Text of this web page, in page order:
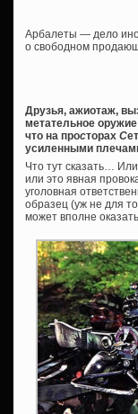
Арбалеты — дело
о свободном
Друзья, ажиотаж,
метательное
что на просторах С
усиленными
Что тут сказать…
или это явная
уголовная
образец (уж не для
может вполне